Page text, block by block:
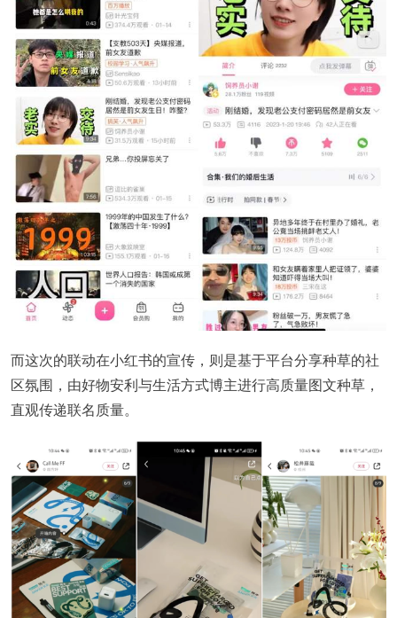
而这次的联动在小红书的宣传，则是基于平台分享种草的社
区氛围，由好物安利与生活方式博主进行高质量图文种草，
直观传递联名质量。